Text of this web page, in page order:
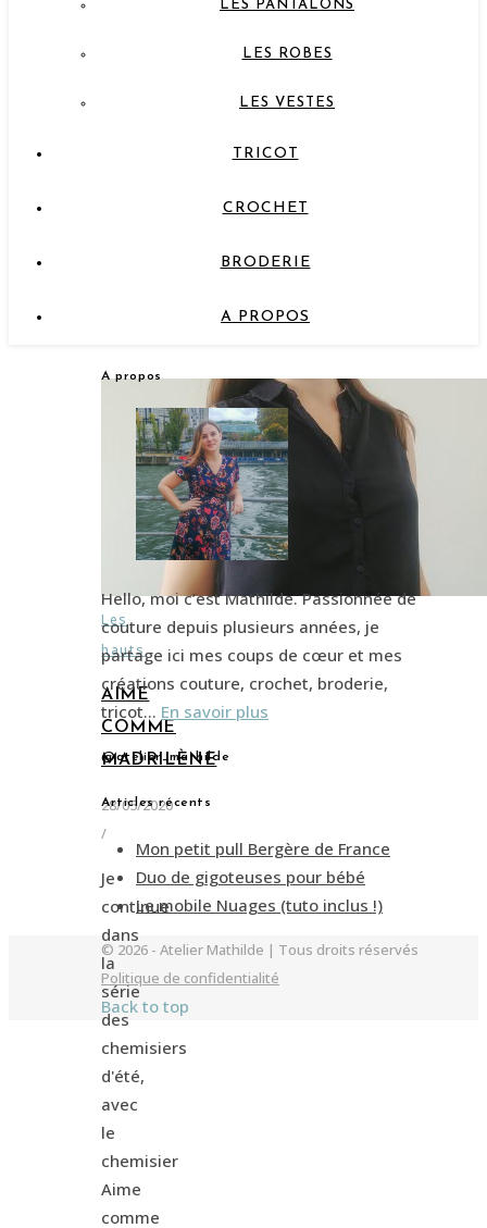
LES PANTALONS
LES ROBES
LES VESTES
TRICOT
CROCHET
BRODERIE
A PROPOS
Les
hauts
AIME
COMME
MADRILÈNE
28/05/2020
/
Je
continue
dans
la
série
des
chemisiers
d'été,
avec
le
chemisier
Aime
comme
A propos
Hello, moi c’est Mathilde. Passionnée de
couture depuis plusieurs années, je
partage ici mes coups de cœur et mes
créations couture, crochet, broderie,
tricot… En savoir plus
@atelier_mathilde
Articles récents
Mon petit pull Bergère de France
Duo de gigoteuses pour bébé
Le mobile Nuages (tuto inclus !)
© 2026 - Atelier Mathilde | Tous droits réservés
Politique de confidentialité
Back to top